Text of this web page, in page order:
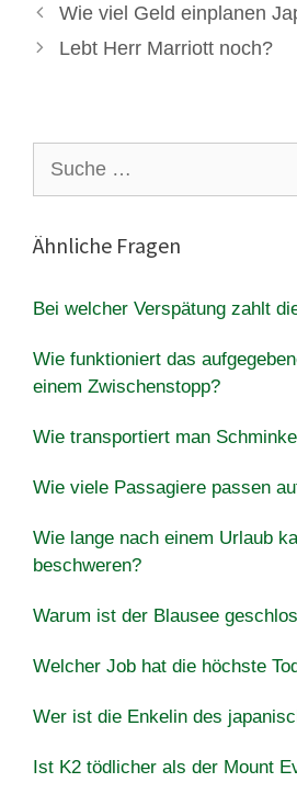
Wie viel Geld einplanen
Lebt Herr Marriott noch?
nach:
Ähnliche Fragen
Bei welcher Verspätung zahlt
Wie funktioniert das
einem Zwischenstopp?
Wie transportiert man
Wie viele Passagiere passen
Wie lange nach einem Urlaub
beschweren?
Warum ist der Blausee
Welcher Job hat die höchste
Wer ist die Enkelin des
Ist K2 tödlicher als der Mount